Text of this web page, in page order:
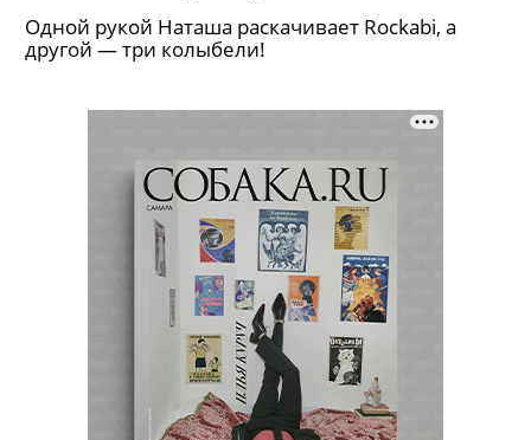
Одной рукой Наташа раскачивает Rockabi, а
другой — три колыбели!